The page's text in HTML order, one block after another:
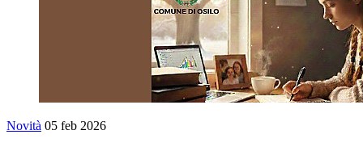
Novità 05 feb 2026